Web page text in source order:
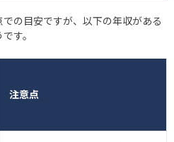
の目安ですが、以下の年収がある
す。
注意点